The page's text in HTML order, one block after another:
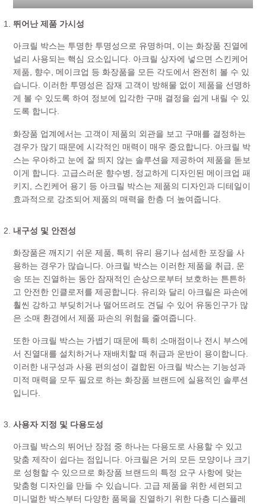
뛰어난 제품 가시성
아크릴 박스는 투명한 투명성으로 유명하며, 이는 화장품 진열에
널리 사용되는 핵심 요소입니다. 아크릴 상자에 넣으면 스킨케어
제품, 향수, 메이크업 등 화장품을 모든 각도에서 완전히 볼 수 있
습니다. 이러한 투명성은 잠재 고객이 방해물 없이 제품을 선명하
게 볼 수 있도록 하여 정보에 입각한 구매 결정을 쉽게 내릴 수 있
도록 합니다.
화장품 업계에서는 고객이 제품의 외관을 보고 구매를 결정하는
경우가 많기 때문에 시각적인 매력이 매우 중요합니다. 아크릴 박
스는 우아하고 눈에 잘 띄지 않는 솔루션을 제공하여 제품을 돋보
이게 합니다. 고급스러운 향수병, 정교하게 디자인된 메이크업 패
키지, 스킨케어 용기 등 아크릴 박스는 제품의 디자인과 디테일이
효과적으로 강조되어 제품의 매력을 한층 더 높여줍니다.
내구성 및 안전성
화장품은 깨지기 쉬운 제품, 특히 유리 용기나 섬세한 포장을 사
용하는 경우가 많습니다. 아크릴 박스는 이러한 제품을 취급, 운
송 또는 진열하는 동안 잠재적인 손상으로부터 보호하는 튼튼하
고 안전한 인클로저를 제공합니다. 유리와 달리 아크릴은 파손에
훨씬 강하고 부딪히거나 떨어뜨려도 견딜 수 있어 유동인구가 많
은 소매 환경에서 제품 파손의 위험을 줄여줍니다.
또한 아크릴 박스는 가볍기 때문에 특히 소매점이나 전시 부스에
서 진열대를 설치하거나 재배치할 때 취급과 운반이 용이합니다.
이러한 내구성과 사용 편의성이 결합된 아크릴 박스는 기능성과
미적 매력을 모두 필요로 하는 화장품 브랜드에 실용적인 솔루션
입니다.
사용자 지정 및 다용도성
아크릴 박스의 뛰어난 장점 중 하나는 다용도로 사용할 수 있고
맞춤 제작이 쉽다는 점입니다. 아크릴은 거의 모든 모양이나 크기
로 성형할 수 있으므로 화장품 브랜드의 특정 요구 사항에 맞는
맞춤형 디자인을 만들 수 있습니다. 고급 제품을 위한 세련되고
미니멀한 박스부터 다양한 품목을 진열하기 위한 다층 디스플레